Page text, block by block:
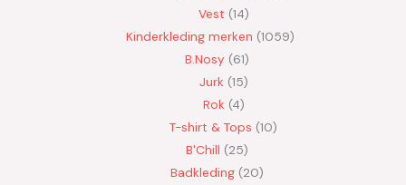
Vest 14
Kinderkleding merken 1059
B.Nosy 61
Jurk 15
Rok 4
T-shirt & Tops 10
B'Chill 25
Badkleding 20